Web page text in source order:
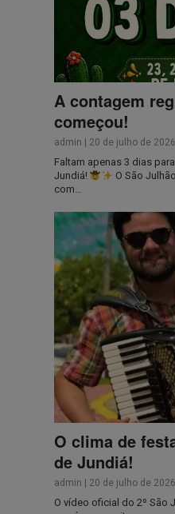
A contagem
começou!
admin 20 de julho de 2026
Faltam apenas 3 dias
Jundiá!
O São
com…
O clima de
de Jundiá!
admin 20 de julho de 2026
O vídeo oficial do 2º São